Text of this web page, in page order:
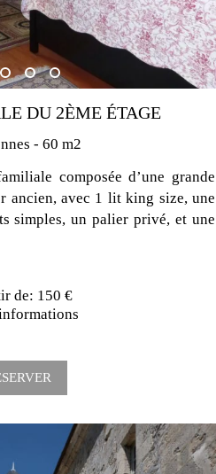
DU 2ÈME ÉTAGE
- 60 m2
composée d’une grande
ancien, avec 1 lit king size, une
simples, un palier privé, et une
de: 150 €